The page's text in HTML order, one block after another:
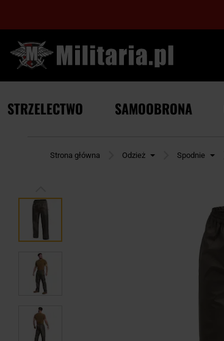
STRZELECTWO SAMOOBRONA
Strona główna Odzież Spodnie